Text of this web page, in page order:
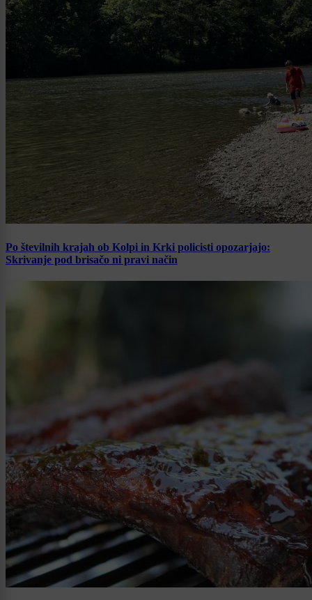
Po številnih krajah ob Kolpi in Krki policisti opozarjajo:
Skrivanje pod brisačo ni pravi način